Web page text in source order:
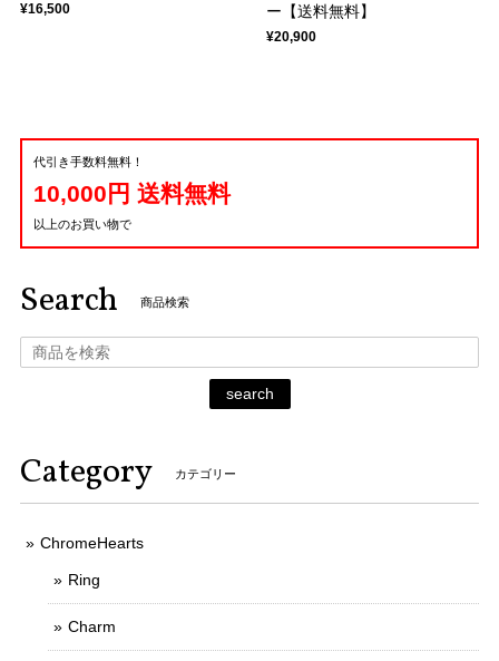
¥16,500
ー【送料無料】
¥20,900
代引き手数料無料！
10,000円 送料無料
以上のお買い物で
Search 商品検索
search
Category カテゴリー
ChromeHearts
Ring
Charm